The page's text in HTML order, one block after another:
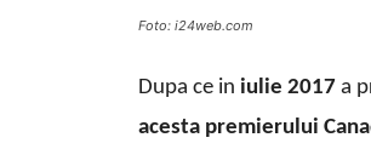
Foto: i24web.com
Dupa ce in iulie 2017 a
acesta premierului